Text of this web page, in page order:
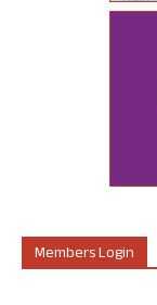
Members Login